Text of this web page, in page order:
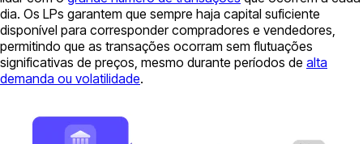
dia. Os LPs garantem que sempre haja capital suficiente
disponível para corresponder compradores e vendedores,
permitindo que as transações ocorram sem flutuações
significativas de preços, mesmo durante períodos de alta
demanda ou volatilidade.